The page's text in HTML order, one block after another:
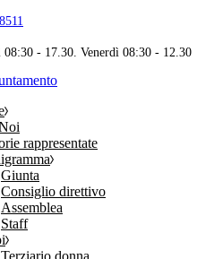
- 17.30. Venerdì 08:30 - 12.30
rappresentate
Giunta
Consiglio direttivo
Assemblea
Staff
Terziario donna